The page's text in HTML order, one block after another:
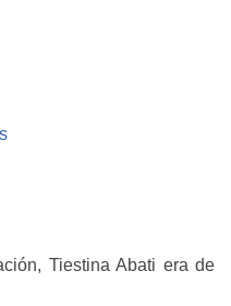
Tiestina Abati era de